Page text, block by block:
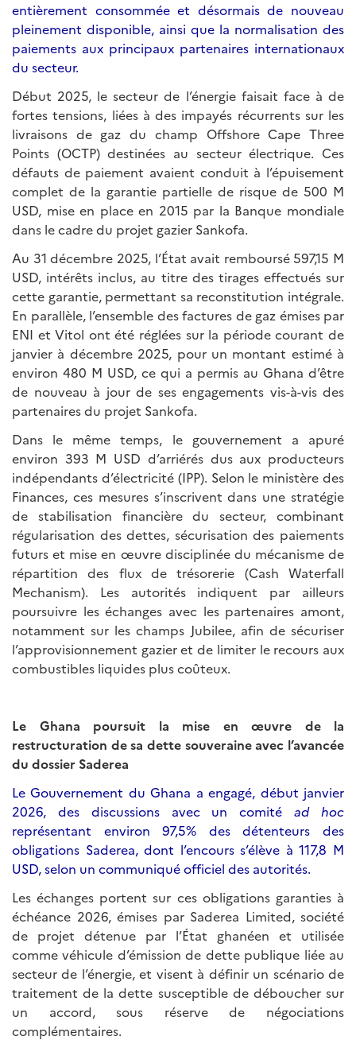
entièrement consommée et désormais de nouveau
pleinement disponible, ainsi que la normalisation des
paiements aux principaux partenaires internationaux
du secteur.
Début 2025, le secteur de l’énergie faisait face à de
fortes tensions, liées à des impayés récurrents sur les
livraisons de gaz du champ Offshore Cape Three
Points (OCTP) destinées au secteur électrique. Ces
défauts de paiement avaient conduit à l’épuisement
complet de la garantie partielle de risque de 500 M
USD, mise en place en 2015 par la Banque mondiale
dans le cadre du projet gazier Sankofa.
Au 31 décembre 2025, l’État avait remboursé 597,15 M
USD, intérêts inclus, au titre des tirages effectués sur
cette garantie, permettant sa reconstitution intégrale.
En parallèle, l’ensemble des factures de gaz émises par
ENI et Vitol ont été réglées sur la période courant de
janvier à décembre 2025, pour un montant estimé à
environ 480 M USD, ce qui a permis au Ghana d’être
de nouveau à jour de ses engagements vis-à-vis des
partenaires du projet Sankofa.
Dans le même temps, le gouvernement a apuré
environ 393 M USD d’arriérés dus aux producteurs
indépendants d’électricité (IPP). Selon le ministère des
Finances, ces mesures s’inscrivent dans une stratégie
de stabilisation financière du secteur, combinant
régularisation des dettes, sécurisation des paiements
futurs et mise en œuvre disciplinée du mécanisme de
répartition des flux de trésorerie (Cash Waterfall
Mechanism). Les autorités indiquent par ailleurs
poursuivre les échanges avec les partenaires amont,
notamment sur les champs Jubilee, afin de sécuriser
l’approvisionnement gazier et de limiter le recours aux
combustibles liquides plus coûteux.
Le Ghana poursuit la mise en œuvre de la
restructuration de sa dette souveraine avec l’avancée
du dossier Saderea
Le Gouvernement du Ghana a engagé, début janvier
2026, des discussions avec un comitéad hoc
représentant environ 97,5% des détenteurs des
obligations Saderea, dont l’encours s’élève à 117,8 M
USD, selon un communiqué officiel des autorités.
Les échanges portent sur ces obligations garanties à
échéance 2026, émises par Saderea Limited, société
de projet détenue par l’État ghanéen et utilisée
comme véhicule d’émission de dette publique liée au
secteur de l’énergie, et visent à définir un scénario de
traitement de la dette susceptible de déboucher sur
un accord, sous réserve de négociations
complémentaires.